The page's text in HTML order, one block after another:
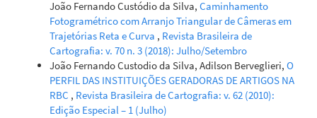
João Fernando Custódio da Silva, Caminhamento
Fotogramétrico com Arranjo Triangular de Câmeras em
Trajetórias Reta e Curva , Revista Brasileira de
Cartografia: v. 70 n. 3 (2018): Julho/Setembro
João Fernando Custodio da Silva, Adilson Berveglieri, O
PERFIL DAS INSTITUIÇÕES GERADORAS DE ARTIGOS NA
RBC , Revista Brasileira de Cartografia: v. 62 (2010):
Edição Especial – 1 (Julho)